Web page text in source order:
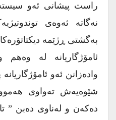
راست پیشانی ئەو
نەگاتە ئەوەی
بەگشتی ڕژێمە
ئامۆژگاریانە لە وەهم
وادەزانن ئەو ئامۆژگاریانە
شێوەیەش تەواوی هەموو
دەکەن و لەناوی دەبن ” تا